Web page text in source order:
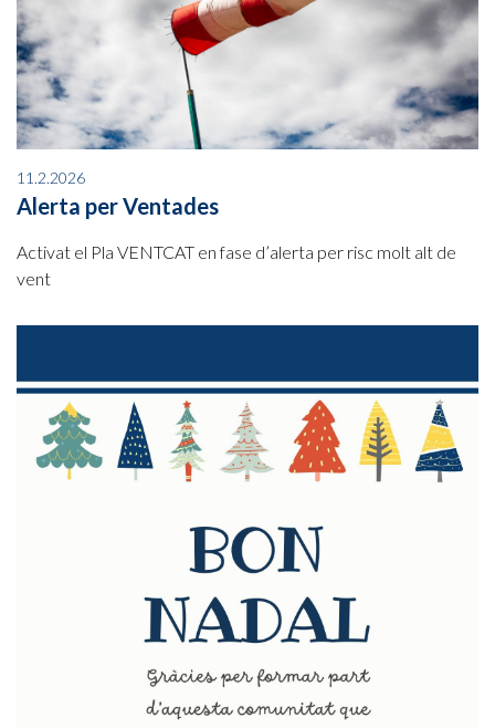
11.2.2026
Alerta per Ventades
Activat el Pla VENTCAT en fase d’alerta per risc molt alt de
vent